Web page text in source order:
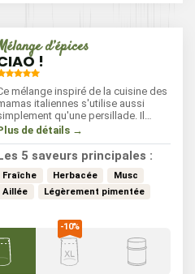
d’épices
!
mélange inspiré de la cuisine des
italiennes s'utilise aussi
qu'une persillade. Il
une touche d'ail et de goût
fraicheur des aromatiques.
de détails →
5 saveurs principales :
Fraîche Herbacée
Musc
Aillée
Légèrement pimentée